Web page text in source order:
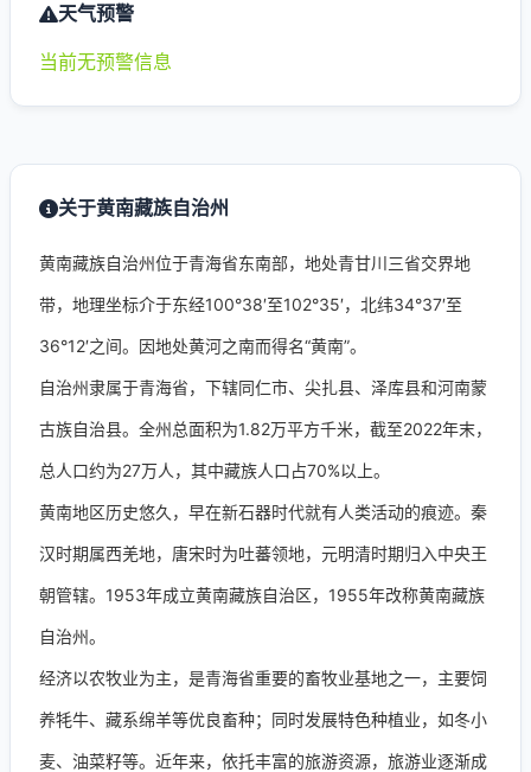
天气预警
当前无预警信息
关于黄南藏族自治州
黄南藏族自治州位于青海省东南部，地处青甘川三省交界地
带，地理坐标介于东经100°38′至102°35′，北纬34°37′至
36°12′之间。因地处黄河之南而得名“黄南”。
自治州隶属于青海省，下辖同仁市、尖扎县、泽库县和河南蒙
古族自治县。全州总面积为1.82万平方千米，截至2022年末，
总人口约为27万人，其中藏族人口占70%以上。
黄南地区历史悠久，早在新石器时代就有人类活动的痕迹。秦
汉时期属西羌地，唐宋时为吐蕃领地，元明清时期归入中央王
朝管辖。1953年成立黄南藏族自治区，1955年改称黄南藏族
自治州。
经济以农牧业为主，是青海省重要的畜牧业基地之一，主要饲
养牦牛、藏系绵羊等优良畜种；同时发展特色种植业，如冬小
麦、油菜籽等。近年来，依托丰富的旅游资源，旅游业逐渐成